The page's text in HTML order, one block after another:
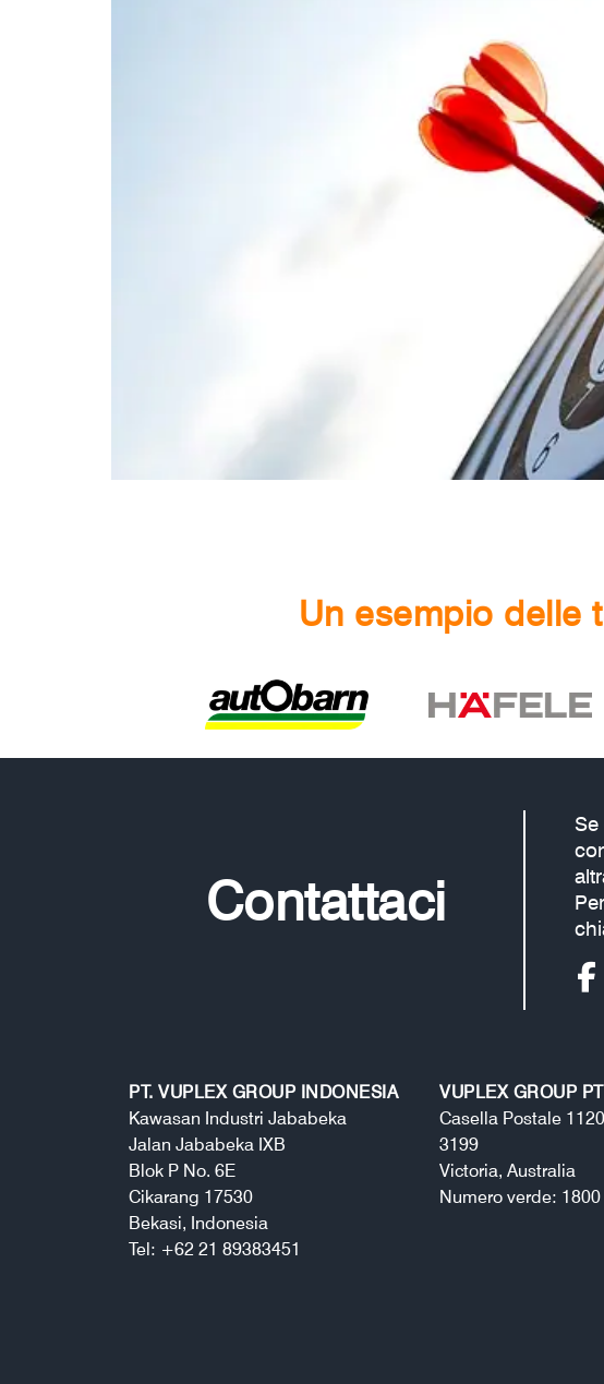
Un esempio delle
Contattaci
Se
PT. VUPLEX GROUP INDONESIA
Kawasan Industri Jababeka
Jalan Jababeka IXB
Blok P No. 6E
Cikarang 17530
Bekasi, Indonesia
Tel: +62 21 89383451
VUPLEX GROUP
Casella Postale
3199
Victoria, Australia
Numero verde: